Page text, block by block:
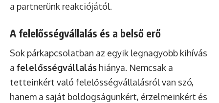
a partnerünk reakciójától.
A felelősségvállalás és a belső erő
Sok párkapcsolatban az egyik legnagyobb kihívás
a felelősségvállalás hiánya. Nemcsak a
tetteinkért való felelősségvállalásról van szó,
hanem a saját boldogságunkért, érzelmeinkért és